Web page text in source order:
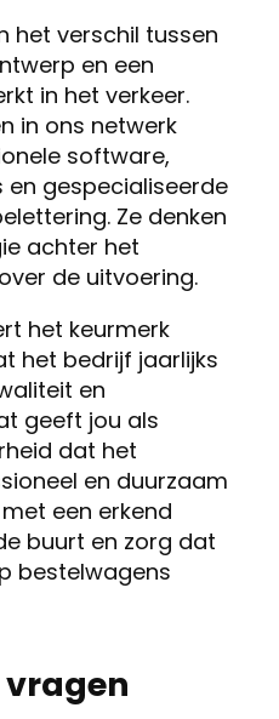
het verschil tussen
en een
in het verkeer.
in ons netwerk
software,
gespecialiseerde
Ze denken
achter het
de uitvoering.
het keurmerk
het bedrijf jaarlijks
en
geeft jou als
dat het
en duurzaam
met een erkend
buurt en zorg dat
bestelwagens